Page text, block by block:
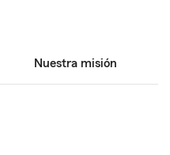
Nuestra misión